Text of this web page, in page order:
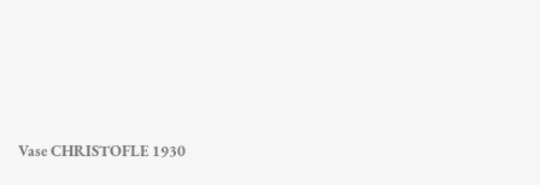
Vase CHRISTOFLE 1930